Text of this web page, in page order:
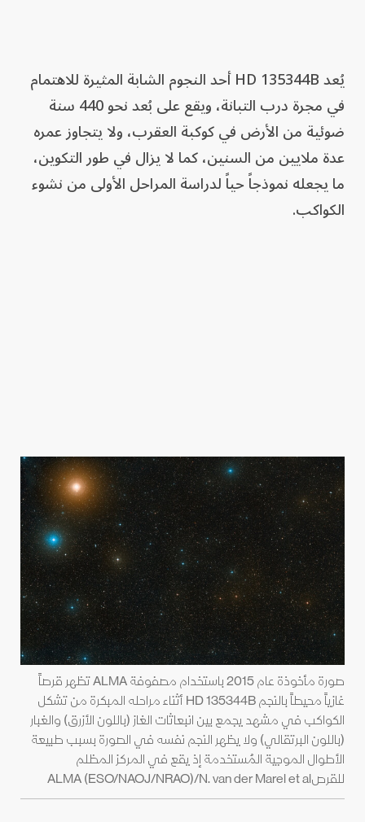
يُعد HD 135344B أحد النجوم الشابة المثيرة للاهتمام
في مجرة درب التبانة، ويقع على بُعد نحو 440 سنة
ضوئية من الأرض في كوكبة العقرب، ولا يتجاوز عمره
عدة ملايين من السنين، كما لا يزال في طور التكوين،
ما يجعله نموذجاً حياً لدراسة المراحل الأولى من نشوء
الكواكب.
صورة مأخوذة عام 2015 باستخدام مصفوفة ALMA تظهر قرصاً
غازياً محيطاً بالنجم HD 135344B أثناء مراحله المبكرة من تشكل
الكواكب في مشهد يجمع بين انبعاثات الغاز (باللون الأزرق) والغبار
(باللون البرتقالي) ولا يظهر النجم نفسه في الصورة بسبب طبيعة
الأطوال الموجية المُستخدمة إذ يقع في المركز المظلم
للقرصALMA (ESO/NAOJ/NRAO)/N. van der Marel et al